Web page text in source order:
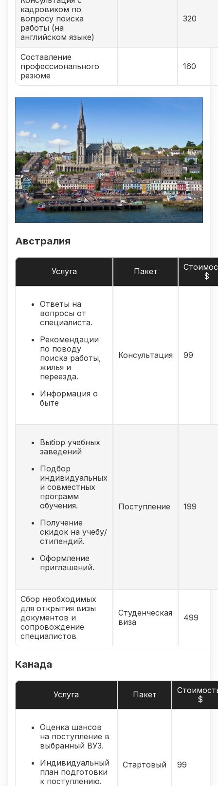
кадровиком по
вопросу поиска
работы (на
английском языке)
320
Составление
профессионального
резюме
160
Австралия
Услуга Пакет
$
Ответы на
вопросы от
специалиста.
Рекомендации
по поводу
поиска работы,
жилья и
переезда.
Информация о
быте
Консультация 99
Выбор учебных
заведений
Подбор
индивидуальных
и совместных
программ
обучения.
Получение
скидок на учебу/
стипендий.
Оформление
приглашений.
Поступление 199
Сбор необходимых
для открытия визы
документов и
сопровождение
специалистов
Студенческая
виза
499
Канада
Услуга Пакет
$
Оценка шансов
на поступление в
выбранный ВУЗ.
Индивидуальный
план подготовки
к поступлению.
Стартовый 99